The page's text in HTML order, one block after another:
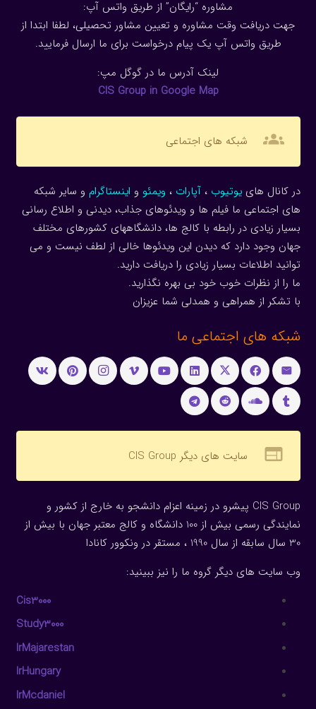
مشاوره “رایگان” از طریق واتس آپ:
جهت دریافت وقت مشاوره و تعیین مشاور تحصیلی، لطفا ابتدا از
طریق واتس آپ یک پیام درخواست برای ما ارسال فرمایید.
لینک آدرس ما در گوگل مپ:
CIS Group in Google Map
groups شبکه های اجتماعی
در کانال هاییوتیوب ، آپارات ، ویمئو و اینستاگرام و سایر شبکه
های اجتماعی ما فیلم ها و ویدئوهای جذاب، دیدنی و اطلاع رسانی
بسیار زیادی در رابطه با کالج ها، دانشگاههای کشورهای مختلف
جهان وجود دارد که دیدن این ویدئوها خالی از لطف نیست و می
توانید اطلاعات بسیار زیادی را دریافت دارید.
ما را از نظرات خوب خود بی بهره نگذارید.
با تشکر از همراهی و همدلی شما عزیزان
شبکه های اجتماعی ما
web سایت های دیگر CIS Group
CIS Group پیشرو در زمینه اعزام دانشجو به خارج از کشور و
نمایندگی رسمی بیش از 100 دانشگاه و کالج معتبر جهان با بیش از
30 سال سابقه از سال 1990 ، مستقر در ونکوور کانادا
وب سایت های دیگر گروه ما را نیز ببینید:
Cis3000
Study3000
IrMajarestan
IrHungary
IrMcdaniel